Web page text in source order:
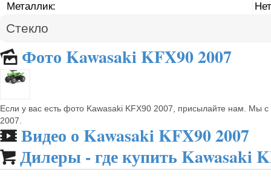
Металлик: Нет
Стекло
🌄 Фото Kawasaki KFX90 2007
Если у вас есть фото Kawasaki KFX90 2007, присылайте нам. Мы
2007.
🎬 Видео о Kawasaki KFX90 2007
 Дилеры - где купить Kawasaki